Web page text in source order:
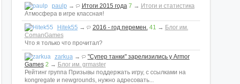
paulp → Итоги 2015 года 7 → Итоги и статистика
Атмосфера в игре классная!
Hitek55 → 2016 - год перемен. 41 → Блог им.
ComanGames
Что я только что прочитал?
zarkua→
"Супер танки" зарелизились у Armor
Games 2 → Блог им. grmaster
Рейтинг группа Призывы поддержать игру, с ссылками на
kongregate и newgrounds, нужно адресовать...